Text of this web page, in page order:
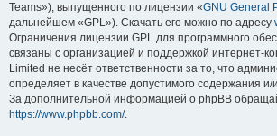
Teams»), выпущенного по лицензии «GNU General
дальнейшем «GPL»). Скачать его можно по адресу
Ограничения лицензии GPL для программного
связаны с организацией и поддержкой интернет-
Limited не несёт ответственности за то, что
определяет в качестве допустимого содержания
За дополнительной информацией о phpBB
https://www.phpbb.com/.